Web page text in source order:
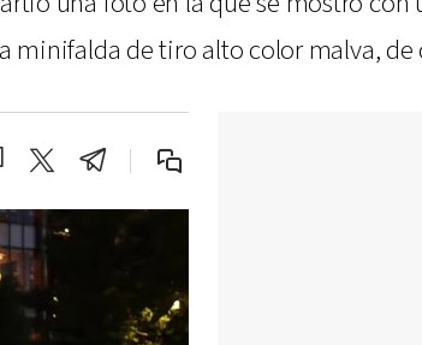
minifalda de tiro alto color malva,